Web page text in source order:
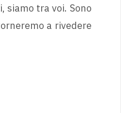
siamo tra voi. Sono
a rivedere